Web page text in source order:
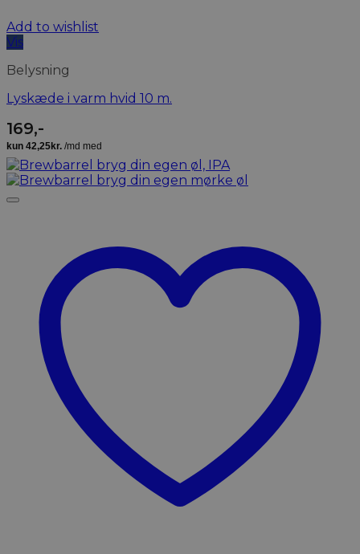
Add to wishlist
Vis
Belysning
Lyskæde i varm hvid 10 m.
169,-